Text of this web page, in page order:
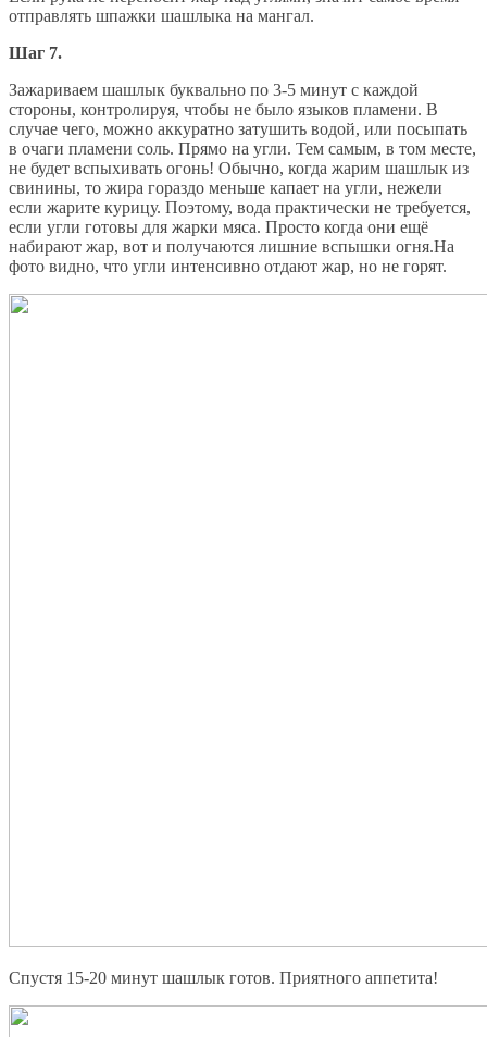
отправлять шпажки шашлыка на мангал.
Шаг 7.
Зажариваем шашлык буквально по 3-5 минут с каждой
стороны, контролируя, чтобы не было языков пламени. В
случае чего, можно аккуратно затушить водой, или посыпать
в очаги пламени соль. Прямо на угли. Тем самым, в том месте,
не будет вспыхивать огонь! Обычно, когда жарим шашлык из
свинины, то жира гораздо меньше капает на угли, нежели
если жарите курицу. Поэтому, вода практически не требуется,
если угли готовы для жарки мяса. Просто когда они ещё
набирают жар, вот и получаются лишние вспышки огня.На
фото видно, что угли интенсивно отдают жар, но не горят.
Спустя 15-20 минут шашлык готов. Приятного аппетита!